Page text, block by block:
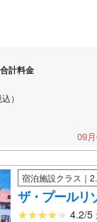
計料金
）
09
宿泊施設クラス｜
ザ・プールリ
4.2/5